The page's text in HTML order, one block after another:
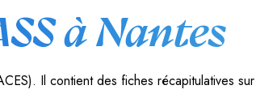
à Nantes
Il contient des fiches récapitulatives